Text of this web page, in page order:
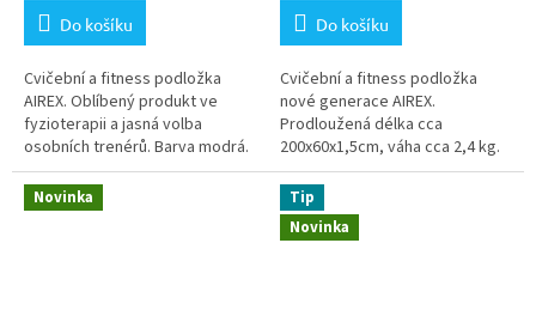
Do košíku
Cvičební a fitness podložka
AIREX. Oblíbený produkt ve
fyzioterapii a jasná volba
osobních trenérů. Barva modrá.
Parametry cca 185x100x1,5cm.
Do košíku
Cvičební a fitness podložka
nové generace AIREX.
Prodloužená délka cca
200x60x1,5cm, váha cca 2,4 kg.
Cvičební podložka s lepší
hygienickou ochranou.
Novinka
Tip
Novinka